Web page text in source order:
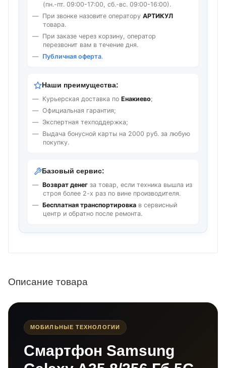
(пн.-пт. 09:00-17:00, сб.-вс. 09:00-16:00).
При звонке назовите оператору АРТИКУЛ
товара.
При заказе через корзину, оператор
перезвонит вам в течение дня.
Публичная оферта.
Наши преимущества:
Курьерская доставка по Енакиево;
Официальная гарантия;
Экспертная техподдержка;
Выдача бонусной карты на 2000 руб. за любую
покупку.
Базовый сервис:
Возврат денег за товар, если техника вышла из
строя более 2-х раз по вине производителя.
Бесплатная транспортировка в сервисный
центр и обратно после ремонта.
Описание товара
МОБИЛЬНЫЕ ТЕХНОЛОГИИ
Смартфон Samsung